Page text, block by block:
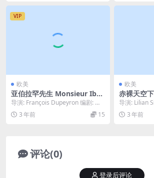
VIP
欧美
亚伯拉罕先生 Monsieur Ibra
him et les fleurs du Coran
(2003)
导演: François Dupeyron 编剧: 艾
力克·埃马纽埃尔·史密特 ...
3 年前 15
欧美
赤裸天空
Hemel
导演: Lilian
jbesma ...
3 年前
评论(0)
登录后评论